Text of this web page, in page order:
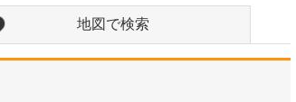
地図で検索
所 為然 院長
田村 卓也 副院長 取材記事